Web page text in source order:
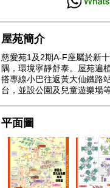
屋苑簡介
慈愛苑1及2期A-F座屬於新
隅，環境寧靜舒泰。屋苑遍
搭專線小巴往返黃大仙鐵路
台，並設公園及兒童遊樂場
平面圖